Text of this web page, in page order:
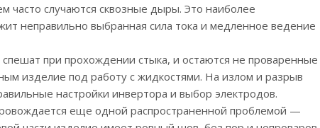
часто случаются сквозные дыры. Это наиболее
неправильно выбранная сила тока и медленное ведение
при прохождении стыка, и остаются не проваренные
изделие под работу с жидкостями. На излом и разрыв
настройки инвертора и выбор электродов.
еще одной распространенной проблемой —